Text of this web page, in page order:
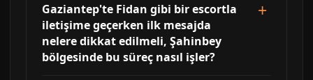
Gaziantep'te Fidan gibi bir escortla
iletişime geçerken ilk mesajda
nelere dikkat edilmeli, Şahinbey
bölgesinde bu süreç nasıl işler?